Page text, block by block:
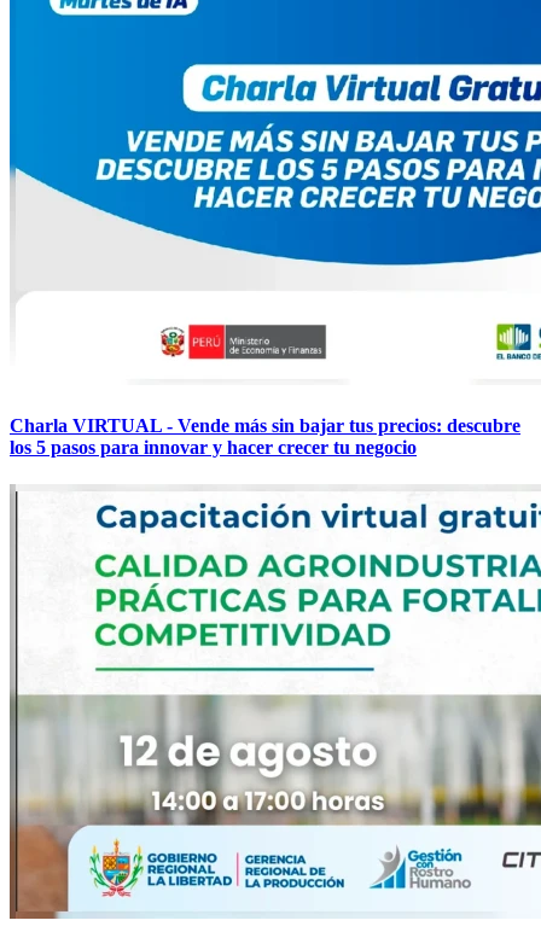
Charla VIRTUAL - Vende más sin bajar tus precios: descubre
los 5 pasos para innovar y hacer crecer tu negocio